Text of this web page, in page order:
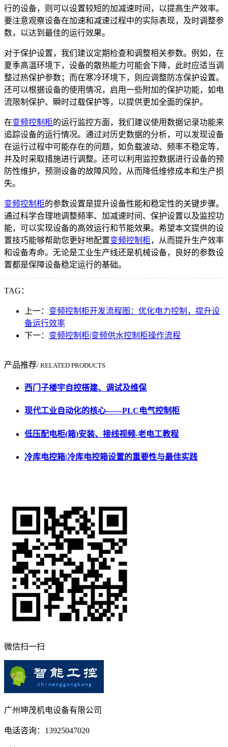
行的设备，则可以设置较短的加减速时间，以提高生产效率。
要注意观察设备在加速和减速过程中的实际表现，及时调整参
数，以达到最佳的运行效果。
对于保护设置，我们建议定期检查和调整相关参数。例如，在
夏季高温环境下，设备的散热能力可能会下降，此时应适当调
整过热保护参数；而在寒冷环境下，则应调整防冻保护设置。
还可以根据设备的使用情况，启用一些附加的保护功能，如电
流限制保护、瞬时过载保护等，以提供更加全面的保护。
在变频控制柜的运行监控方面，我们建议使用数据记录功能来
追踪设备的运行情况。通过对历史数据的分析，可以发现设备
在运行过程中可能存在的问题，如负载波动、频率不稳定等，
并及时采取措施进行调整。还可以利用监控数据进行设备的预
防性维护，预测设备的故障风险，从而降低维修成本和生产损
失。
变频控制柜的参数设置是提升设备性能和稳定性的关键步骤。
通过科学合理地调整频率、加减速时间、保护设置以及监控功
能，可以实现设备的高效运行和节能效果。希望本文提供的设
置技巧能够帮助您更好地配置变频控制柜，从而提升生产效率
和设备寿命。无论是工业生产线还是机械设备，良好的参数设
置都是保障设备稳定运行的基础。
TAG：
上一： 变频控制柜开发流程图：优化电力控制，提升设
备运行效率
下一： 变频控制柜|变频供水控制柜操作流程
产品推荐/ RELATED PRODUCTS
西门子楼宇自控搭建、调试及维保
现代工业自动化的核心——PLC电气控制柜
低压配电柜(箱)安装、接线视频-老电工教程
冷库电控箱|冷库电控箱设置的重要性与最佳实践
微信扫一扫
广州坤茂机电设备有限公司
电话咨询：13925047020